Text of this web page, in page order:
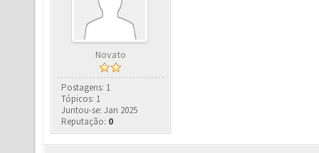
Novato
Postagens: 1
Tópicos: 1
Juntou-se: Jan 2025
Reputação: 0